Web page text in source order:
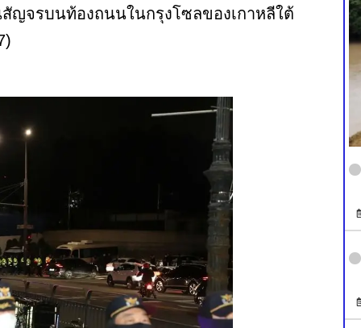
ญจรบนท้องถนนในกรุงโซลของเกาหลีใต้